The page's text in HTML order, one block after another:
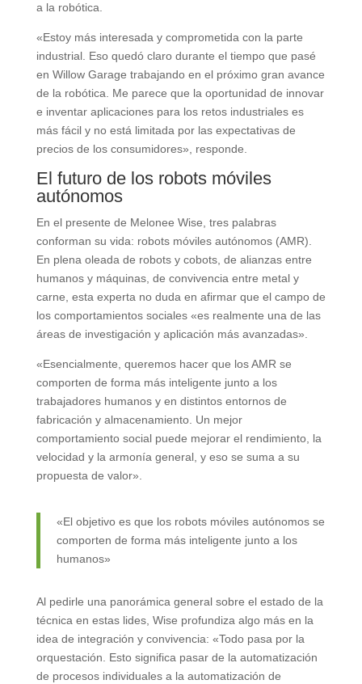
a la robótica.
«Estoy más interesada y comprometida con la parte
industrial. Eso quedó claro durante el tiempo que pasé
en Willow Garage trabajando en el próximo gran avance
de la robótica. Me parece que la oportunidad de innovar
e inventar aplicaciones para los retos industriales es
más fácil y no está limitada por las expectativas de
precios de los consumidores», responde.
El futuro de los robots móviles
autónomos
En el presente de Melonee Wise, tres palabras
conforman su vida: robots móviles autónomos (AMR).
En plena oleada de robots y cobots, de alianzas entre
humanos y máquinas, de convivencia entre metal y
carne, esta experta no duda en afirmar que el campo de
los comportamientos sociales «es realmente una de las
áreas de investigación y aplicación más avanzadas».
«Esencialmente, queremos hacer que los AMR se
comporten de forma más inteligente junto a los
trabajadores humanos y en distintos entornos de
fabricación y almacenamiento. Un mejor
comportamiento social puede mejorar el rendimiento, la
velocidad y la armonía general, y eso se suma a su
propuesta de valor».
«El objetivo es que los robots móviles autónomos se
comporten de forma más inteligente junto a los
humanos»
Al pedirle una panorámica general sobre el estado de la
técnica en estas lides, Wise profundiza algo más en la
idea de integración y convivencia: «Todo pasa por la
orquestación. Esto significa pasar de la automatización
de procesos individuales a la automatización de